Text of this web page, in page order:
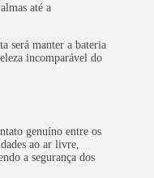
até a
será manter a bateria
incomparável do
genuíno entre os
ao ar livre,
a segurança dos